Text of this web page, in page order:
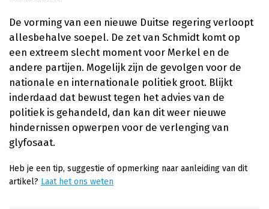
De vorming van een nieuwe Duitse regering verloopt
allesbehalve soepel. De zet van Schmidt komt op
een extreem slecht moment voor Merkel en de
andere partijen. Mogelijk zijn de gevolgen voor de
nationale en internationale politiek groot. Blijkt
inderdaad dat bewust tegen het advies van de
politiek is gehandeld, dan kan dit weer nieuwe
hindernissen opwerpen voor de verlenging van
glyfosaat.
Heb je een tip, suggestie of opmerking naar aanleiding van dit
artikel? Laat het ons weten